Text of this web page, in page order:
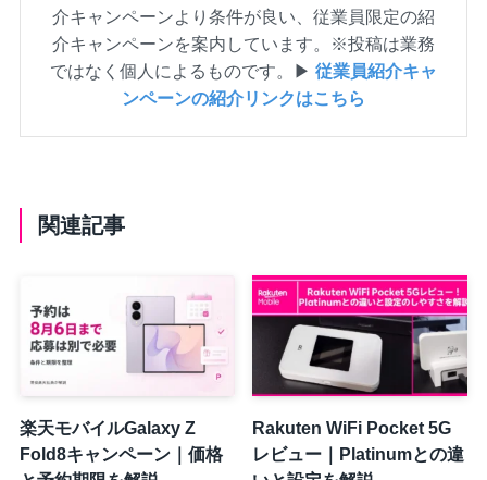
介キャンペーンより条件が良い、従業員限定の紹
介キャンペーンを案内しています。※投稿は業務
ではなく個人によるものです。▶ 従業員紹介キャ
ンペーンの紹介リンクはこちら
関連記事
楽天モバイルGalaxy Z
Fold8キャンペーン｜価格
Rakuten WiFi Pocket 5G
レビュー｜Platinumとの違